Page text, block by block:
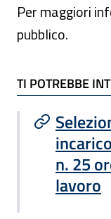
Per maggiori
pubblico.
TI
TI POTREBBE
n. 25
lavoro